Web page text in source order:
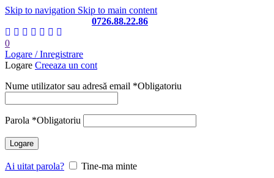
Skip to navigation Skip to main content
0726.88.22.86
0
Logare / Inregistrare
Logare Creeaza un cont
Nume utilizator sau adresă email *Obligatoriu
Parola *Obligatoriu
Logare
Ai uitat parola? Tine-ma minte